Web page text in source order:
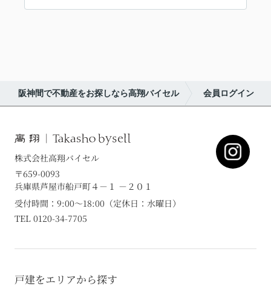
阪神間で不動産をお探しなら高翔バイセル 会員ログイン
株式会社高翔バイセル
〒659-0093
兵庫県芦屋市船戸町４－１ －２０１
受付時間：9:00～18:00（定休日：水曜日）
TEL 0120-34-7705
戸建をエリアから探す